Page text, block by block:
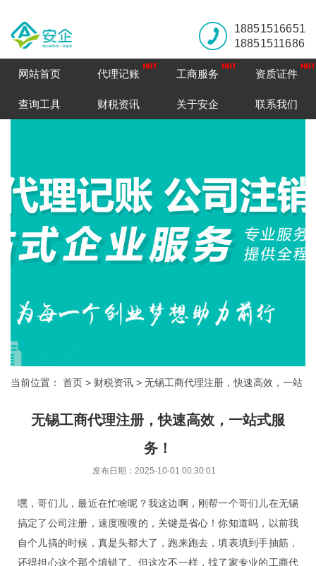
18851516651
18851511686
网站首页 代理记账 工商服务 资质证件
查询工具 财税资讯 关于安企 联系我们
当前位置： 首页 > 财税资讯 > 无锡工商代理注册，快速高效，一站
式服务！无锡工商代理注册，快速高效，一站式服
务！
发布日期：2025-10-01 00:30:01
嘿，哥们儿，最近在忙啥呢？我这边啊，刚帮一个哥们儿在无锡
搞定了公司注册，速度嗖嗖的，关键是省心！你知道吗，以前我
自个儿搞的时候，真是头都大了，跑来跑去，填表填到手抽筋，
还得担心这个那个填错了。但这次不一样，找了家专业的工商代